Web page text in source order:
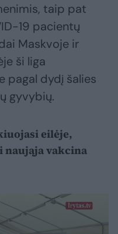
taip pat
19 pacientų
Maskvoje ir
ši liga
pagal dydį šalies
gyvybių.
eilėje,
naująja vakcina